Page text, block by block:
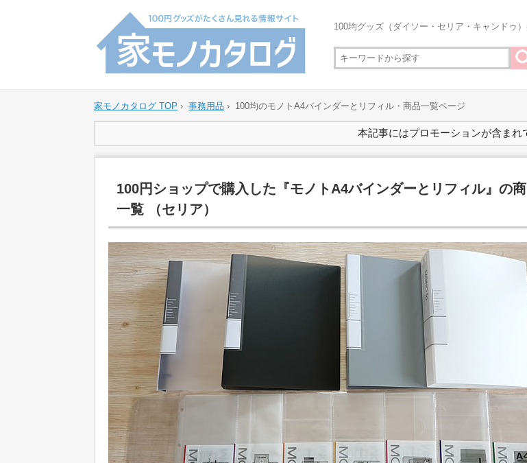
100均グッズ（ダイソー・セリア・キャンドゥ
家モノカタログ TOP › 事務用品 › 100均のモノトA4バインダーとリフィル・商品一覧ページ
本記事にはプロモーションが含まれ
100円ショップで購入した『モノトA4バインダーとリフィル』の
一覧 （セリア）